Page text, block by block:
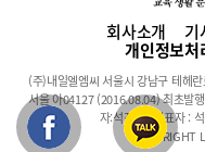
회사소개 기
개인정보처
(주)내일엘엠씨 서울시 강남구 테헤
서울 아04127 (2016.08.04) 최초발
자:석진성 · 대표자 :
COPYRIGHT